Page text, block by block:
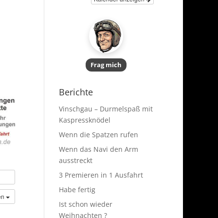
Frag mich
Berichte
Vinschgau – Durmelspaß mit
Kaspressknödel
Wenn die Spatzen rufen
Wenn das Navi den Arm
ausstreckt
3 Premieren in 1 Ausfahrt
Habe fertig
Ist schon wieder
Weihnachten ?